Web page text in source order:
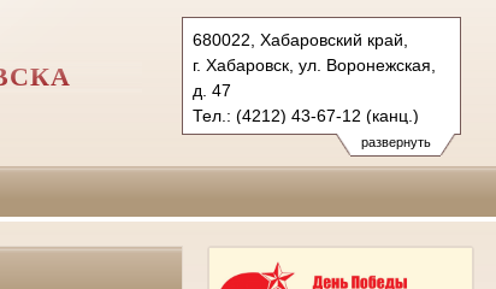
развернуть
680022, Хабаровский край,
г. Хабаровск, ул. Воронежская,
д. 47
Тел.: (4212) 43-67-12 (канц.)
krasnoflotsky.hbr@sudrf.ru